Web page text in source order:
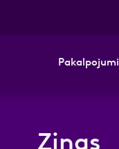
Pakalpojumi
Ziņas